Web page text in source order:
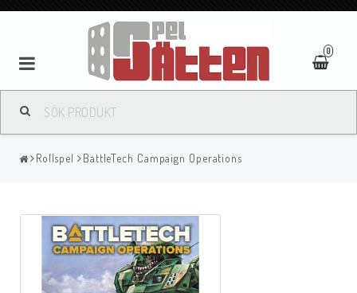
0
Rollspel BattleTech Campaign Operations